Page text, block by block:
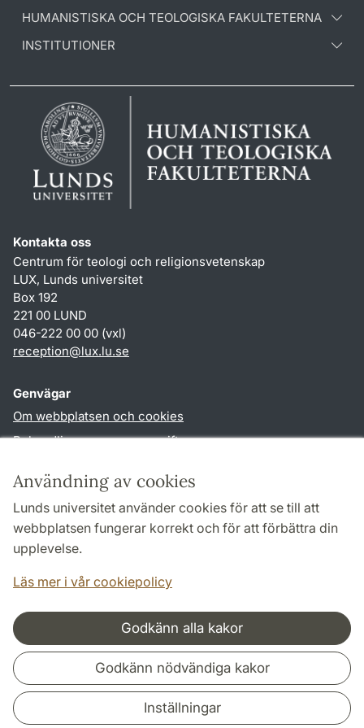
Användning av cookies
Lunds universitet använder cookies för att se till att
webbplatsen fungerar korrekt och för att förbättra din
upplevelse.
Läs mer i vår cookiepolicy
Godkänn alla kakor
Godkänn nödvändiga kakor
Inställningar
HUMANISTISKA OCH TEOLOGISKA FAKULTETERNA
INSTITUTIONER
Kontakta oss
Centrum för teologi och religionsvetenskap
LUX, Lunds universitet
Box 192
221 00 LUND
046-222 00 00 (vxl)
reception@lux.lu.se
Genvägar
Om webbplatsen och cookies
Behandling av personuppgifter
TYPO3-login
Följ oss i sociala medier
Samarbeten och nätverk